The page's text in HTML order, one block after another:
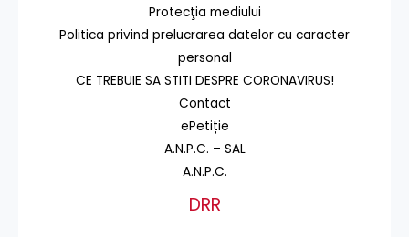
Protecţia mediului
Politica privind prelucrarea datelor cu caracter
personal
CE TREBUIE SA STITI DESPRE CORONAVIRUS!
Contact
ePetiție
A.N.P.C. – SAL
A.N.P.C.
DRR